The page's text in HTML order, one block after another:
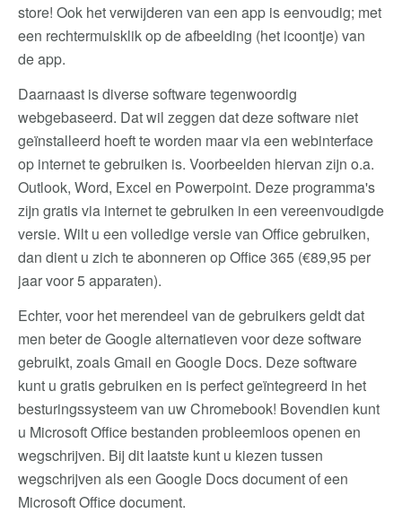
store! Ook het verwijderen van een app is eenvoudig; met
een rechtermuisklik op de afbeelding (het icoontje) van
de app.
Daarnaast is diverse software tegenwoordig
webgebaseerd. Dat wil zeggen dat deze software niet
geïnstalleerd hoeft te worden maar via een webinterface
op internet te gebruiken is. Voorbeelden hiervan zijn o.a.
Outlook, Word, Excel en Powerpoint. Deze programma's
zijn gratis via internet te gebruiken in een vereenvoudigde
versie. Wilt u een volledige versie van Office gebruiken,
dan dient u zich te abonneren op Office 365 (€89,95 per
jaar voor 5 apparaten).
Echter, voor het merendeel van de gebruikers geldt dat
men beter de Google alternatieven voor deze software
gebruikt, zoals Gmail en Google Docs. Deze software
kunt u gratis gebruiken en is perfect geïntegreerd in het
besturingssysteem van uw Chromebook! Bovendien kunt
u Microsoft Office bestanden probleemloos openen en
wegschrijven. Bij dit laatste kunt u kiezen tussen
wegschrijven als een Google Docs document of een
Microsoft Office document.